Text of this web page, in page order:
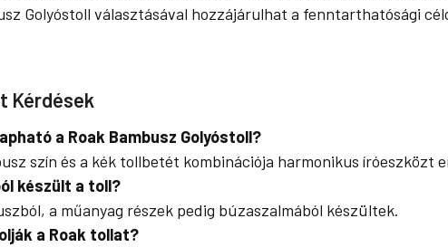
Golyóstoll választásával hozzájárulhat a fenntarthatósági
Kérdések
a Roak Bambusz Golyóstoll?
szín és a kék tollbetét kombinációja harmonikus íróeszközt
készült a toll?
a műanyag részek pedig búzaszalmából készültek.
a Roak tollat?